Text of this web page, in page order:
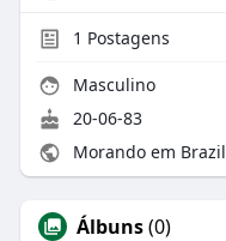
1 Postagens
Masculino
20-06-83
Morando em Brazil
Álbuns(0)